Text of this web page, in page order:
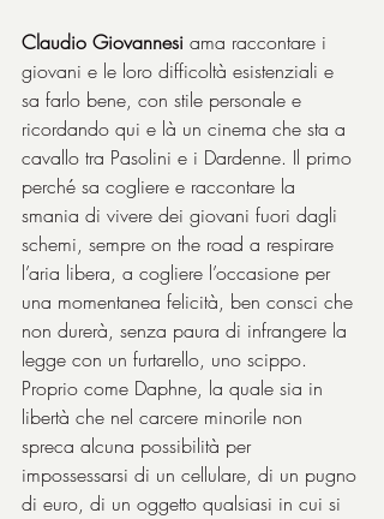
Claudio Giovannesi ama raccontare i
giovani e le loro difficoltà esistenziali e
sa farlo bene, con stile personale e
ricordando qui e là un cinema che sta a
cavallo tra Pasolini e i Dardenne. Il primo
perché sa cogliere e raccontare la
smania di vivere dei giovani fuori dagli
schemi, sempre on the road a respirare
l’aria libera, a cogliere l’occasione per
una momentanea felicità, ben consci che
non durerà, senza paura di infrangere la
legge con un furtarello, uno scippo.
Proprio come Daphne, la quale sia in
libertà che nel carcere minorile non
spreca alcuna possibilità per
impossessarsi di un cellulare, di un pugno
di euro, di un oggetto qualsiasi in cui si